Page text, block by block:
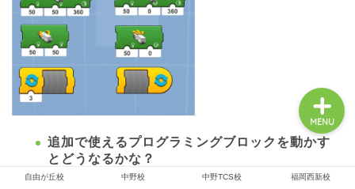
追加で使えるプログラミングブロックを動かす
とどうなるかな？
設定された数値を変えるとどう動きが変化する
自由が丘校 中野校 中野TCS校 福岡西新校
MENU